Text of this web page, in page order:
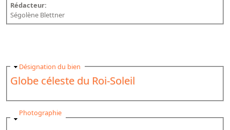
Rédacteur:
Ségolène Blettner
Masquer
Désignation du bien
Globe céleste du Roi-Soleil
Masquer
Photographie